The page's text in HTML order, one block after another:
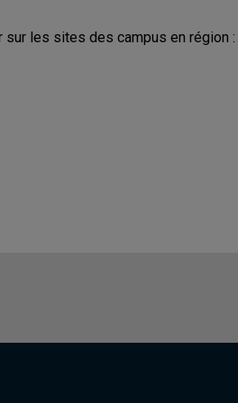
les sites des campus en région :